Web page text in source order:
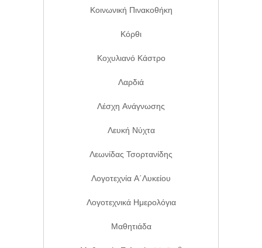
Κοινωνική Πινακοθήκη
Κόρθι
Κοχυλιανό Κάστρο
Λαρδιά
Λέσχη Ανάγνωσης
Λευκή Νύχτα
Λεωνίδας Τσορτανίδης
Λογοτεχνία Α΄λυκείου
Λογοτεχνικά Ημερολόγια
Μαθητιάδα